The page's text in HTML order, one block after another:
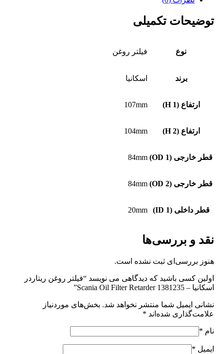
توضیحات تکمیلی
نوع فیلتر روغن
برند اسکانیا
ارتفاع (H 1) 107mm
ارتفاع (H 2) 104mm
قطر خارجی (OD 1) 84mm
قطر خارجی (OD 2) 84mm
قطر داخلی (ID 1) 20mm
نقد و بررسی‌ها
هنوز بررسی‌ای ثبت نشده است.
اولین کسی باشید که دیدگاهی می نویسد “فیلتر روغن ریتاردر
اسکانیا – Scania Oil Filter Retarder 1381235”
نشانی ایمیل شما منتشر نخواهد شد. بخش‌های موردنیاز
علامت‌گذاری شده‌اند *
نام *
ایمیل *